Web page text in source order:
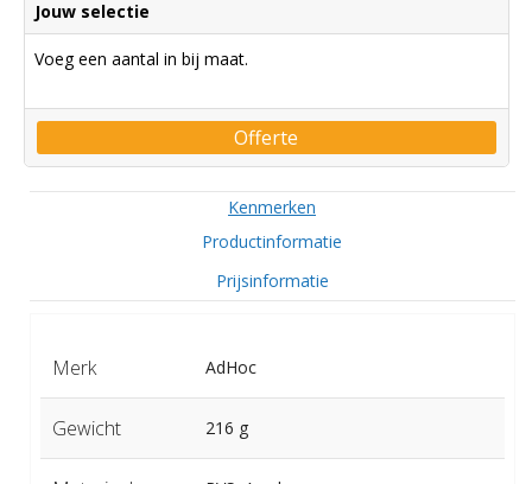
Jouw selectie
Voeg een aantal in bij maat.
Offerte
Kenmerken
Productinformatie
Prijsinformatie
Merk AdHoc
Gewicht 216 g